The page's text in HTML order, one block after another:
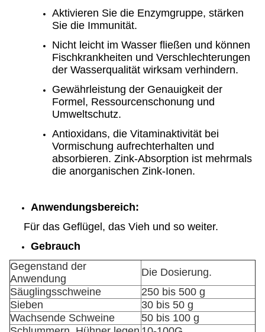
Aktivieren Sie die Enzymgruppe, stärken
Sie die Immunität.
Nicht leicht im Wasser fließen und können
Fischkrankheiten und Verschlechterungen
der Wasserqualität wirksam verhindern.
Gewährleistung der Genauigkeit der
Formel, Ressourcenschonung und
Umweltschutz.
Antioxidans, die Vitaminaktivität bei
Vormischung aufrechterhalten und
absorbieren. Zink-Absorption ist mehrmals
die anorganischen Zink-Ionen.
Anwendungsbereich:
Für das Geflügel, das Vieh und so weiter.
Gebrauch
Gegenstand der
Anwendung
Die Dosierung.
Säuglingsschweine
250 bis 500 g
Sieben
30 bis 50 g
Wachsende Schweine
50 bis 100 g